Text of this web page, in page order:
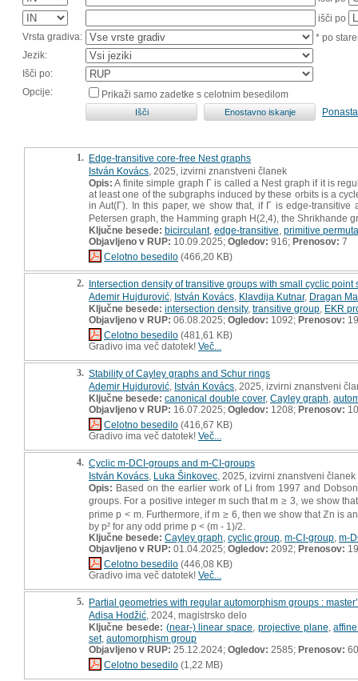
išči po
Vrsta gradiva:
* po
Jezik:
Išči po:
Opcije:
Prikaži samo zadetke s celotnim besedilom
1. Edge-transitive core-free Nest graphs
István Kovács , 2025, izvirni znanstveni članek
Opis: A finite simple graph Γ is called a Nest graph if it is
at least one of the subgraphs induced by these orbits is a
in Aut(Γ). In this paper, we show that, if Γ is edge-
Petersen graph, the Hamming graph H(2,4), the Shrikhande
Ključne besede: bicirculant, edge-transitive primitive
Objavljeno v RUP: 10.09.2025; Ogledov: 916; Prenosov: 7
Celotno besedilo (466,20 KB)
2. Intersection density of transitive groups with small cyclic point
Ademir Hujdurović István Kovács Klavdija Kutnar, Dragan
Ključne besede: intersection density, transitive group EKR
Objavljeno v RUP: 06.08.2025; Ogledov: 1092; Prenosov: 19
Celotno besedilo (481,61 KB)
Gradivo ima več datotek! Več...
3. Stability of Cayley graphs and Schur rings
Ademir Hujdurović István Kovács , 2025, izvirni znanstveni
Ključne besede: canonical double cover, Cayley graph
Objavljeno v RUP: 16.07.2025; Ogledov: 1208; Prenosov: 10
Celotno besedilo (416,67 KB)
Gradivo ima več datotek! Več...
4. Cyclic m-DCI-groups and m-CI-groups
István Kovács Luka Šinkovec , 2025, izvirni znanstveni članek
Opis: Based on the earlier work of Li from 1997 and
groups. For a positive integer m such that m ≥ 3, we show
prime p < m. Furthermore, if m ≥ 6, then we show that ℤn is
by p² for any odd prime p < (m - 1)/2.
Ključne besede: Cayley graph cyclic group m-CI-group m-
Objavljeno v RUP: 01.04.2025; Ogledov: 2092; Prenosov: 19
Celotno besedilo (446,08 KB)
Gradivo ima več datotek! Več...
5. Partial geometries with regular automorphism groups :
Adisa Hodžić , 2024, magistrsko delo
Ključne besede: (near-) linear space projective plane ,
set, automorphism group
Objavljeno v RUP: 25.12.2024; Ogledov: 2585; Prenosov: 60
Celotno besedilo (1,22 MB)